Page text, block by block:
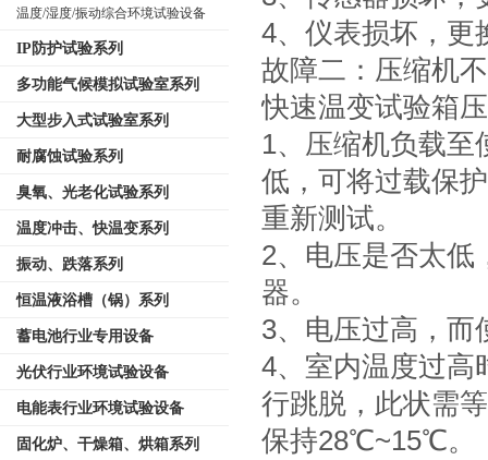
温度/湿度/振动综合环境试验设备
IP防护试验系列
多功能气候模拟试验室系列
大型步入式试验室系列
耐腐蚀试验系列
臭氧、光老化试验系列
温度冲击、快温变系列
振动、跌落系列
恒温液浴槽（锅）系列
蓄电池行业专用设备
光伏行业环境试验设备
电能表行业环境试验设备
固化炉、干燥箱、烘箱系列
4、仪表损坏，更
故障二：压缩机
快速温变试验箱
1、压缩机负载至
低，可将过载保
重新测试。
2、电压是否太低
器。
3、电压过高，而
4、室内温度过高
行跳脱，此状需
保持28℃~15℃。